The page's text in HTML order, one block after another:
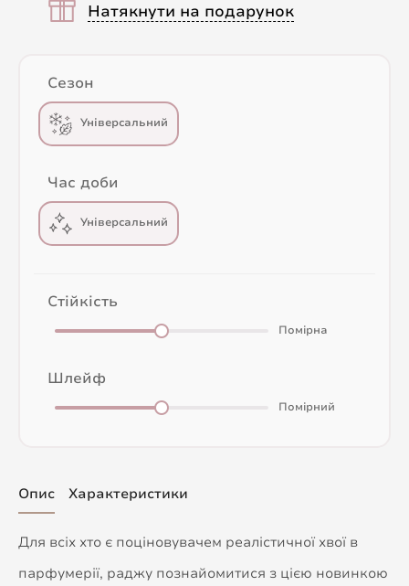
Натякнути на подарунок
Сезон
Універсальний
Час доби
Універсальний
Стійкість
Помірна
Шлейф
Помірний
Опис Характеристики
Для всіх хто є поціновувачем реалістичної хвої в
парфумерії, раджу познайомитися з цією новинкою